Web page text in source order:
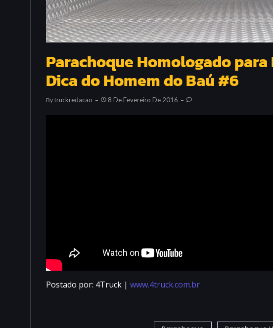
Parachoque Homologado para
Dica do Homem do Baú #6
ByTruckredacao 8 De Fevereiro De 2016
Postado por: 4Truck | www.4truck.com.br